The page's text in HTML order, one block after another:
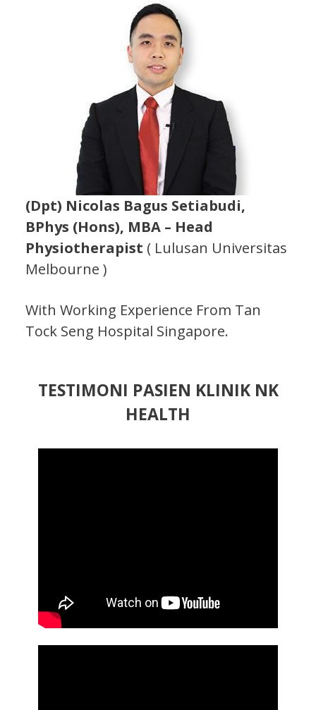
(Dpt) Nicolas Bagus Setiabudi,
BPhys (Hons), MBA – Head
Physiotherapist ( Lulusan Universitas
Melbourne )
With Working Experience From Tan
Tock Seng Hospital Singapore.
TESTIMONI PASIEN KLINIK NK
HEALTH